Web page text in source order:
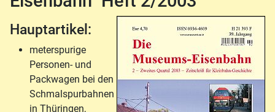
Hauptartikel:
meterspurige
Personen- und
Packwagen bei den
Schmalspurbahnen
in Thüringen,